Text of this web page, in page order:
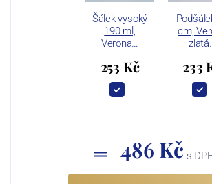
Šálek vysoký
190 ml,
Verona…
253 Kč
cm,
233
486 Kč s